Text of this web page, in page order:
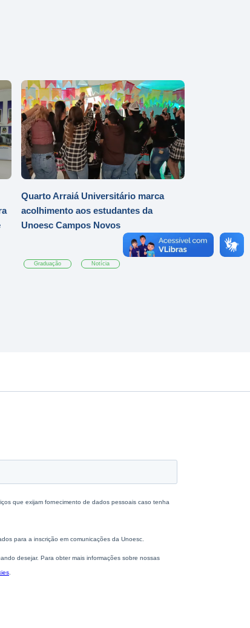
Quarto Arraiá Universitário marca
acolhimento aos estudantes da
Unoesc Campos Novos
Graduação Notícia